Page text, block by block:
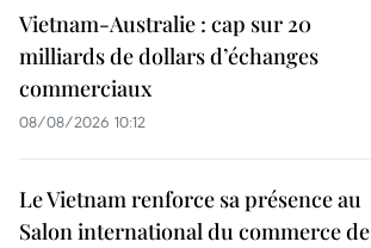
Vietnam-Australie : cap sur 20
milliards de dollars d’échanges
commerciaux
08/08/2026 10:12
Le Vietnam renforce sa présence au
Salon international du commerce de